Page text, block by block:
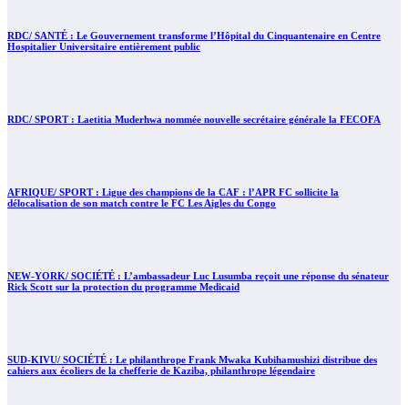
RDC/ SANTÉ : Le Gouvernement transforme l’Hôpital du Cinquantenaire en Centre
Hospitalier Universitaire entièrement public
RDC/ SPORT : Laetitia Muderhwa nommée nouvelle secrétaire générale la FECOFA
AFRIQUE/ SPORT : Ligue des champions de la CAF : l’APR FC sollicite la
délocalisation de son match contre le FC Les Aigles du Congo
NEW-YORK/ SOCIÉTÉ : L’ambassadeur Luc Lusumba reçoit une réponse du sénateur
Rick Scott sur la protection du programme Medicaid
SUD-KIVU/ SOCIÉTÉ : Le philanthrope Frank Mwaka Kubihamushizi distribue des
cahiers aux écoliers de la chefferie de Kaziba, philanthrope légendaire